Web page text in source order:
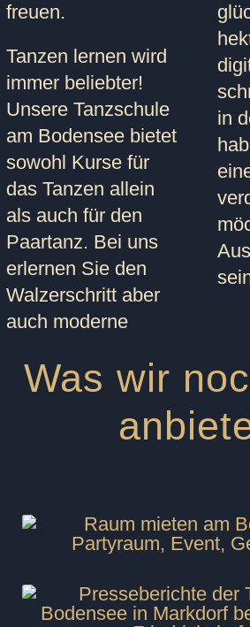
freuen.
Tanzen lernen wird
immer beliebter!
Unsere Tanzschule
am Bodensee bietet
sowohl Kurse für
das Tanzen allein
als auch für den
Paartanz. Bei uns
erlernen Sie den
Walzerschritt aber
auch moderne
in
Was wir